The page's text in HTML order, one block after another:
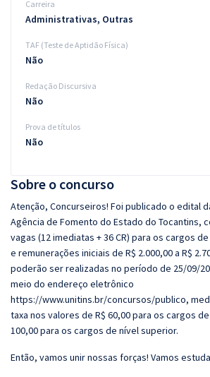
Sobre o concurso
Atenção, Concurseiros! Foi publicado o edital
Agência de Fomento do Estado do Tocantins,
vagas (12 imediatas + 36 CR) para os cargos
e remunerações iniciais de R$ 2.000,00 a R$
poderão ser realizadas no período de 25/09/
meio do endereço eletrônico
https://www.unitins.br/concursos/publico,
taxa nos valores de R$ 60,00 para os cargos
100,00 para os cargos de nível superior.
Então, vamos unir nossas forças! Vamos
Carreira
Administrativas, Outras
TAF (Teste de Aptidão Física)
Não
Redação Discursiva
Não
Prova de títulos
Não